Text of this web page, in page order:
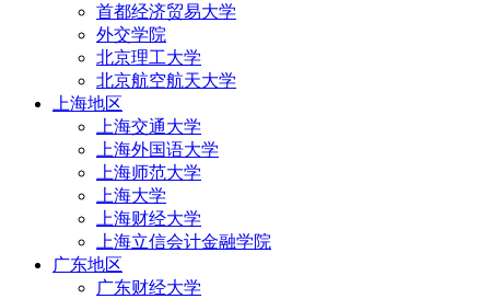
首都经济贸易大学
外交学院
北京理工大学
北京航空航天大学
上海地区
上海交通大学
上海外国语大学
上海师范大学
上海大学
上海财经大学
上海立信会计金融学院
广东地区
广东财经大学